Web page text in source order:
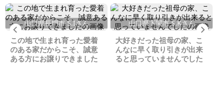
Previous
山口県長門市 S.Iさん
この地で生まれ育った愛着
のある家だからこそ、誠意
ある方にお譲りできました
山口県下関市 S.Kさん
大好きだった祖母の家、こ
んなに早く取り引きが出来
ると思っていませんでした